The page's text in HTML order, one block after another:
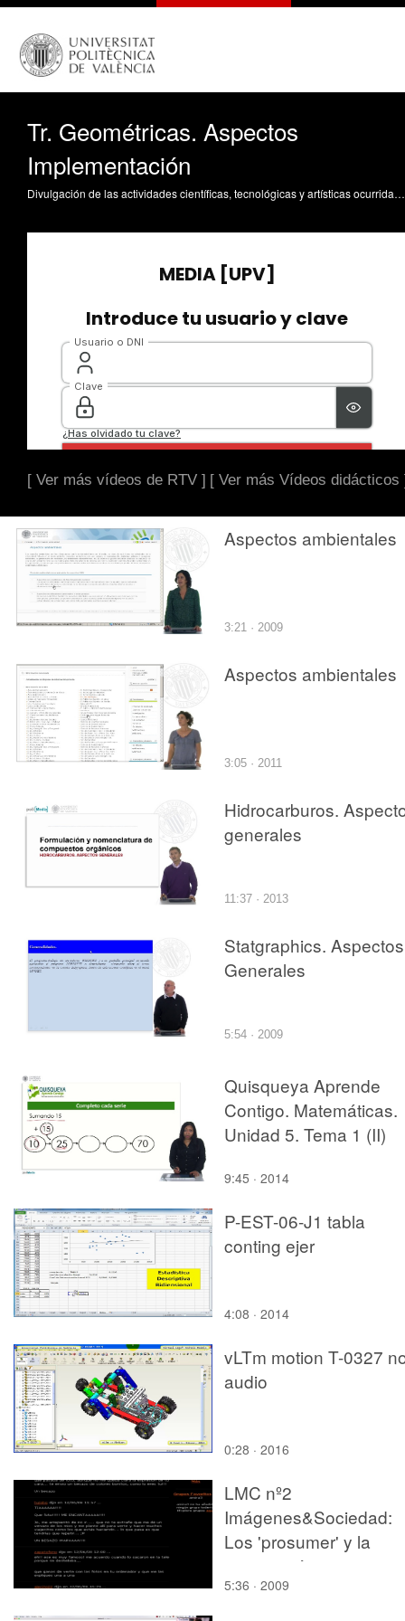
Tr. Geométricas. Aspectos
Implementación
Divulgación de las actividades científicas, tecnológicas y artísticas ocurridas en los tres campus de la UPV
[ Ver más vídeos de RTV ] [ Ver más Vídeos didácticos
Aspectos ambientales
3:21 · 2009
Aspectos ambientales
3:05 · 2011
Hidrocarburos.
generales
11:37 · 2013
Statgraphics. Aspectos
Generales
5:54 · 2009
Quisqueya Aprende
Contigo. Matemáticas.
Unidad 5. Tema 1 (II)
9:45 · 2014
P-EST-06-J1 tabla
conting ejer
4:08 · 2014
vLTm motion T-0327
audio
0:28 · 2016
LMC nº2
Imágenes&Sociedad:
Los 'prosumer' y la
'generación yo'
5:36 · 2009